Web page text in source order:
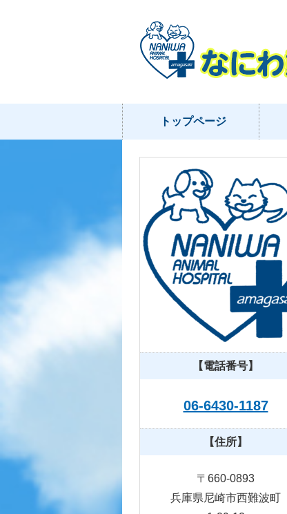
トップページ
【電話番号】
06-6430-1187
【住所】
〒660-0893
兵庫県尼崎市西難波町